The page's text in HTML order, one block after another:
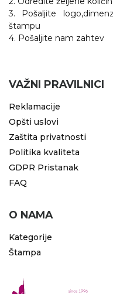
3. Pošaljite
štampu
4. Pošaljite nam zahtev
VAŽNI PRAVILNICI
Reklamacije
Opšti uslovi
Zaštita privatnosti
Politika kvaliteta
GDPR Pristanak
FAQ
O NAMA
Kategorije
Štampa